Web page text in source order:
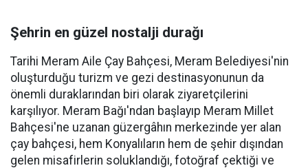
Şehrin en güzel nostalji durağı
Tarihi Meram Aile Çay Bahçesi, Meram Belediyesi'nin
oluşturduğu turizm ve gezi destinasyonunun da
önemli duraklarından biri olarak ziyaretçilerini
karşılıyor. Meram Bağı'ndan başlayıp Meram Millet
Bahçesi'ne uzanan güzergâhın merkezinde yer alan
çay bahçesi, hem Konyalıların hem de şehir dışından
gelen misafirlerin soluklandığı, fotoğraf çektiği ve